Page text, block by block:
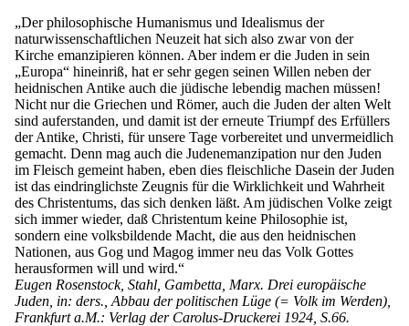
„Der philosophische Humanismus und Idealismus der
naturwissenschaftlichen Neuzeit hat sich also zwar von der
Kirche emanzipieren können. Aber indem er die Juden in sein
„Europa“ hineinriß, hat er sehr gegen seinen Willen neben der
heidnischen Antike auch die jüdische lebendig machen müssen!
Nicht nur die Griechen und Römer, auch die Juden der alten Welt
sind auferstanden, und damit ist der erneute Triumpf des Erfüllers
der Antike, Christi, für unsere Tage vorbereitet und unvermeidlich
gemacht. Denn mag auch die Judenemanzipation nur den Juden
im Fleisch gemeint haben, eben dies fleischliche Dasein der Juden
ist das eindringlichste Zeugnis für die Wirklichkeit und Wahrheit
des Christentums, das sich denken läßt. Am jüdischen Volke zeigt
sich immer wieder, daß Christentum keine Philosophie ist,
sondern eine volksbildende Macht, die aus den heidnischen
Nationen, aus Gog und Magog immer neu das Volk Gottes
herausformen will und wird.“
Eugen Rosenstock, Stahl, Gambetta, Marx. Drei europäische
Juden, in: ders., Abbau der politischen Lüge (= Volk im Werden),
Frankfurt a.M.: Verlag der Carolus-Druckerei 1924, S.66.